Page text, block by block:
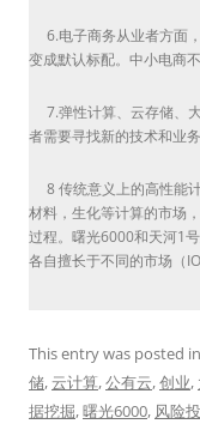
6.电子商务从业者方面
变成默认标配。中小电商
7.弹性计算、云存储、
者需要寻找新的技术和业务
8 传统意义上的高性能
材料，生化等计算的市场
过程。曙光6000和天河1
各自擅长于不同的市场（
This entry was posted in
储,云计算,公有云,创业,
据挖掘,曙光6000, 风险